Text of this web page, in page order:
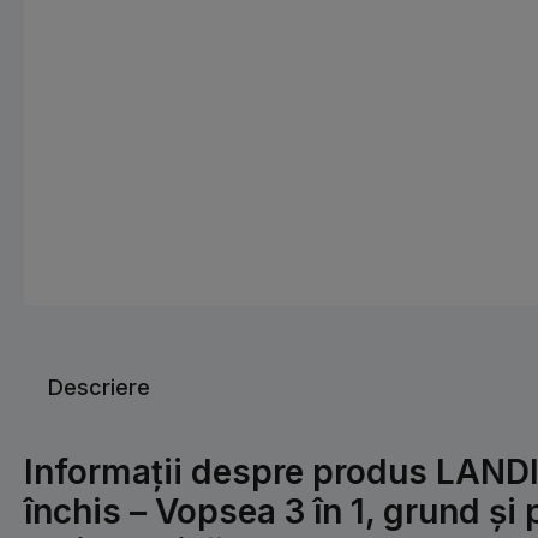
Descriere
Informații despre produs
închis – Vopsea 3 în 1, grund și